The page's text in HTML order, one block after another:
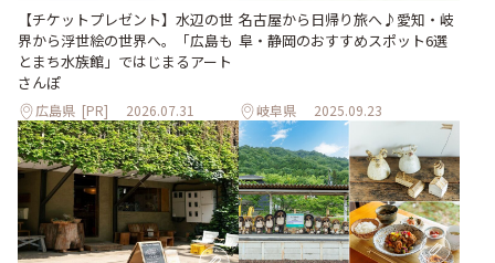
【チケットプレゼント】水辺の世
界から浮世絵の世界へ。「広島も
とまち水族館」ではじまるアート
さんぽ
広島県 [PR] 2026.07.31
名古屋から日帰り旅へ♪愛知・岐
阜・静岡のおすすめスポット6選
岐阜県 2025.09.23